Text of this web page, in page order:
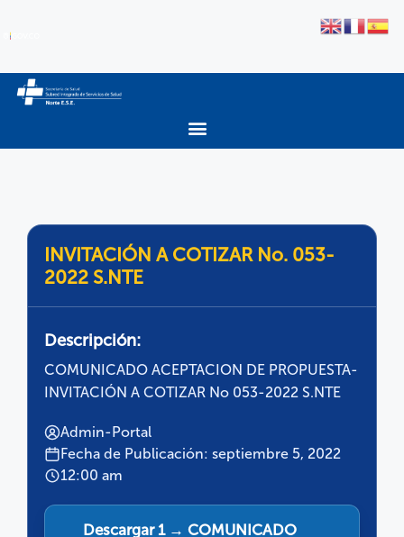
INVITACIÓN A COTIZAR No. 053-
2022 S.NTE
Descripción:
COMUNICADO ACEPTACION DE PROPUESTA-
INVITACIÓN A COTIZAR No 053-2022 S.NTE
Admin-Portal
Fecha de Publicación: septiembre 5, 2022
12:00 am
Descargar 1 → COMUNICADO